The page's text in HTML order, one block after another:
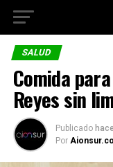
SALUD
Comida
Reyes sin
Publicado
Por